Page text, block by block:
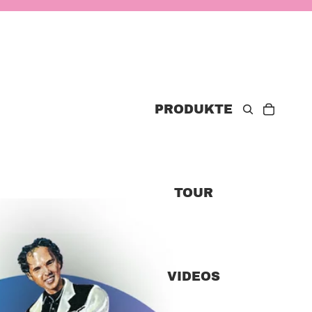
PRODUKTE
TOUR
VIDEOS